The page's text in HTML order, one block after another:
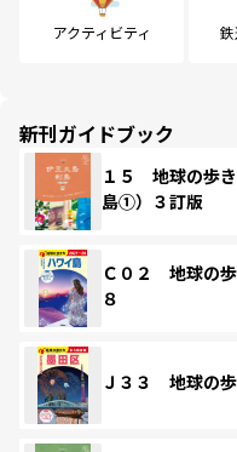
アクティビティ
新刊ガイドブック
１５ 地球の歩
島①）３訂版
Ｃ０２ 地球の
８
Ｊ３３ 地球の